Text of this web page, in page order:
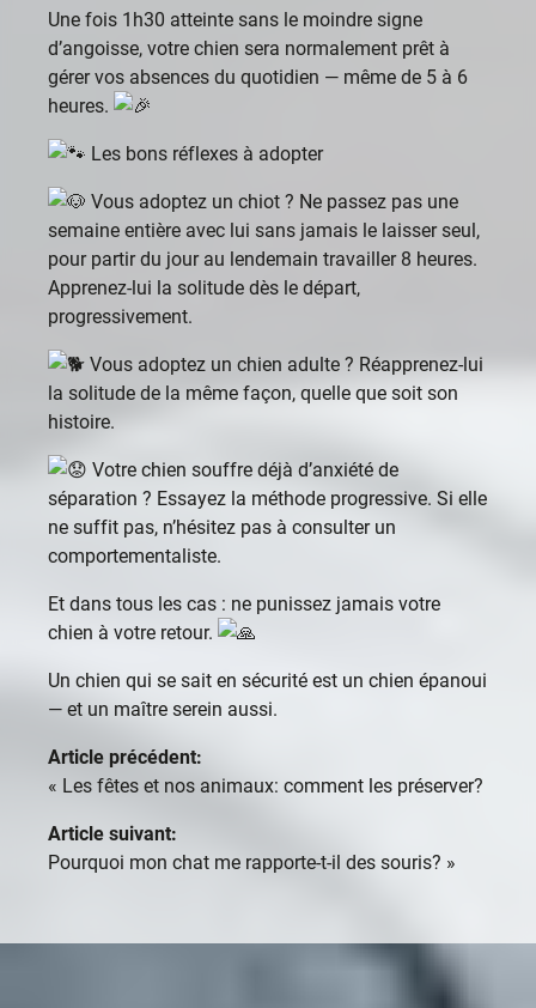
Une fois 1h30 atteinte sans le moindre signe
d’angoisse, votre chien sera normalement prêt à
gérer vos absences du quotidien — même de 5 à 6
heures.
Les bons réflexes à adopter
Vous adoptez un chiot ? Ne passez pas une
semaine entière avec lui sans jamais le laisser seul,
pour partir du jour au lendemain travailler 8 heures.
Apprenez-lui la solitude dès le départ,
progressivement.
Vous adoptez un chien adulte ? Réapprenez-lui
la solitude de la même façon, quelle que soit son
histoire.
Votre chien souffre déjà d’anxiété de
séparation ? Essayez la méthode progressive. Si elle
ne suffit pas, n’hésitez pas à consulter un
comportementaliste.
Et dans tous les cas : ne punissez jamais votre
chien à votre retour.
Un chien qui se sait en sécurité est un chien épanoui
— et un maître serein aussi.
Article précédent:
« Les fêtes et nos animaux: comment les préserver?
Article suivant:
Pourquoi mon chat me rapporte-t-il des souris? »